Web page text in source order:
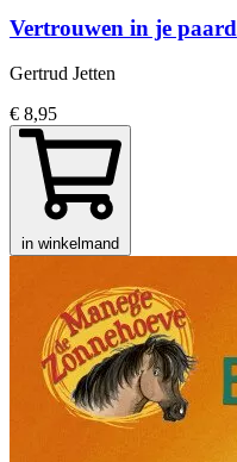
Vertrouwen in je paard
Gertrud Jetten
€ 8,95
in winkelmand